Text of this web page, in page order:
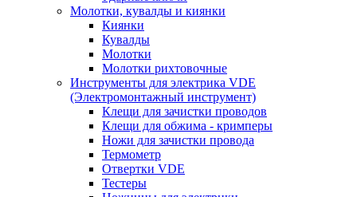
Молотки, кувалды и киянки
Киянки
Кувалды
Молотки
Молотки рихтовочные
Инструменты для электрика VDE
(Электромонтажный инструмент)
Клещи для зачистки проводов
Клещи для обжима - кримперы
Ножи для зачистки провода
Термометр
Отвертки VDE
Тестеры